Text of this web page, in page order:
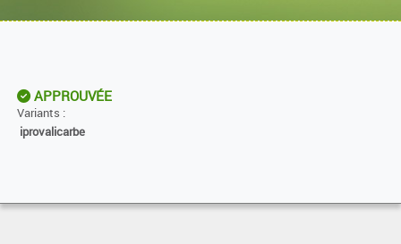
APPROUVÉE
Variants :
iprovalicarbe